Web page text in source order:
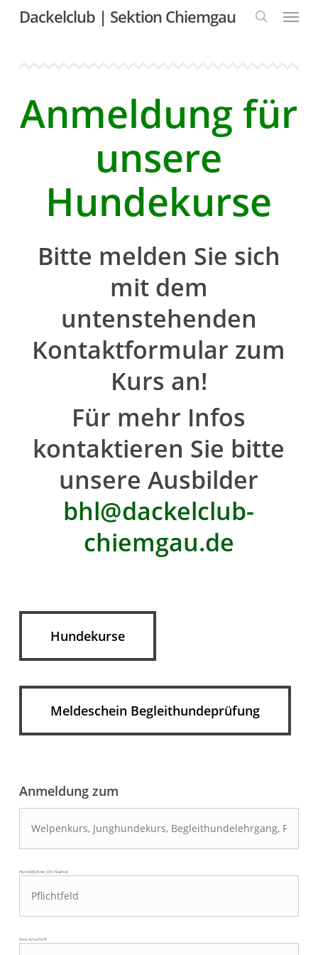
Dackelclub | Sektion Chiemgau Menu
Anmeldung für
unsere
Hundekurse
Bitte melden Sie sich
mit dem
untenstehenden
Kontaktformular zum
Kurs an!
Für mehr Infos
kontaktieren Sie bitte
unsere Ausbilder
bhl@dackelclub-
chiemgau.de
Hundekurse
Meldeschein Begleithundeprüfung
Anmeldung zum
Hundeführer (Ihr Name)
Ihre Anschrift